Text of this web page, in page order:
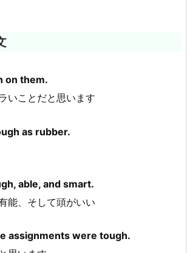
on them.
いことだと思います
as rubber.
able, and smart.
能、そして頭がいい
assignments were tough.